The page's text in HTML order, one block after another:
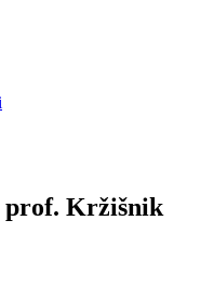
prof. Kržišnik